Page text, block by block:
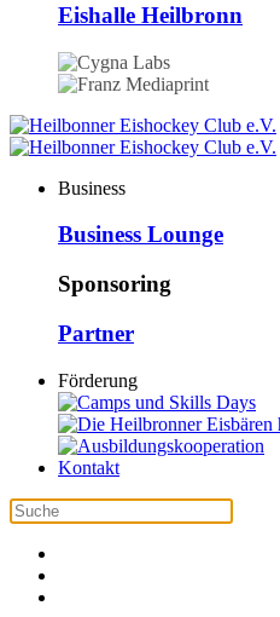
Eishalle Heilbronn
Business
Business Lounge
Sponsoring
Partner
Förderung
Kontakt